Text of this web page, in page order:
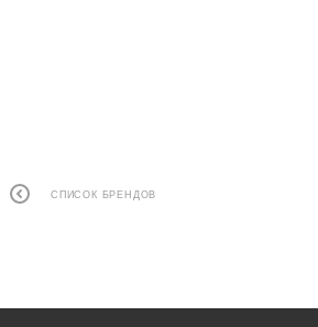
СПИСОК БРЕНДОВ